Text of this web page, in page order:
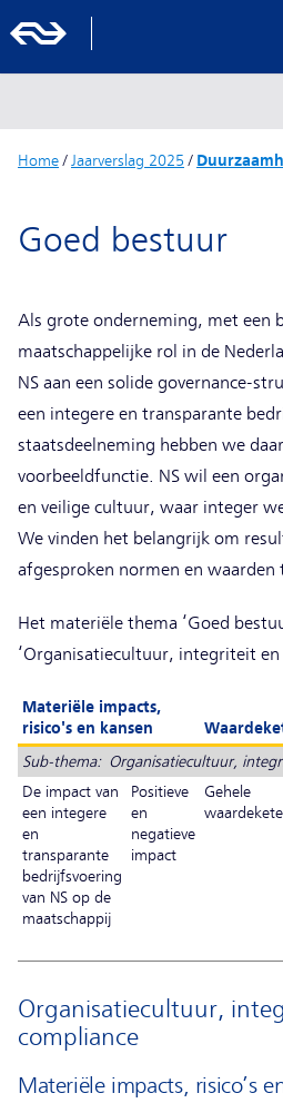
Home/ Jaarverslag 2025 /
Goed bestuur
Als grote onderneming, met een
maatschappelijke rol in de
NS aan een solide governance-
een integere en transparante
staatsdeelneming hebben we
voorbeeldfunctie. NS wil een
en veilige cultuur, waar integer
We vinden het belangrijk om
afgesproken normen en waarden
Het materiële thema ‘Goed
‘Organisatiecultuur, integriteit en
Materiële impacts,
risico's en kansen
Sub-thema: Organisatiecultuur,
De impact van
een integere
en
transparante
bedrijfsvoering
van NS op de
maatschappij
Positieve
en
negatieve
impact
Gehele
Organisatiecultuur,
compliance
Materiële impacts, risico’s